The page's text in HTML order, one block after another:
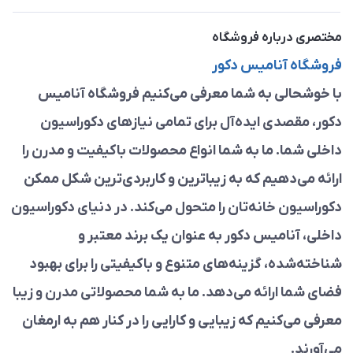
مختصری درباره فروشگاه
فروشگاه آنامیس دکور
با خوشحالی به شما معرفی می‌کنیم فروشگاه آنامیس
دکور، مقصدی ایده‌آل برای تمامی نیازهای دکوراسیون
داخلی شما. ما به شما انواع محصولات باکیفیت و مدرن را
ارائه می‌دهیم که به زیباترین و کاربردی‌ترین شکل ممکن
دکوراسیون خانه‌تان را متحول می‌کند. در دنیای دکوراسیون
داخلی، آنامیس دکور به عنوان یک برند معتبر و
شناخته‌شده، گزینه‌های متنوع و باکیفیتی را برای بهبود
فضای شما ارائه می‌دهد. ما به شما محصولاتی مدرن و زیبا
معرفی می‌کنیم که زیبایی و کارایی را در کنار هم به ارمغان